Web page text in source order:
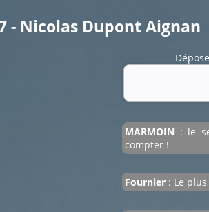
- Nicolas Dupont Aignan
Nom :
Mail :
Fonction de
MARMOIN : le
compter !
Fournier : Le